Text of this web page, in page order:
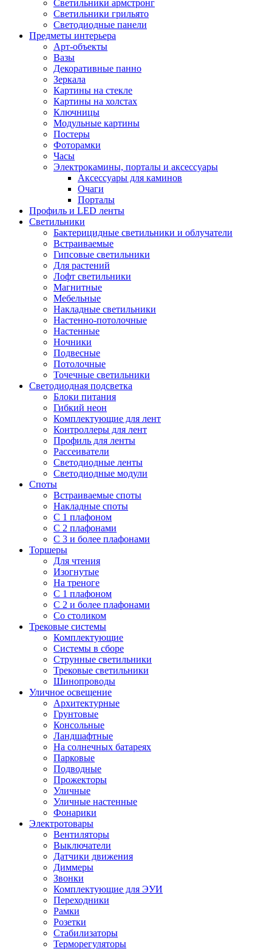
Светильники армстронг
Светильники грильято
Светодиодные панели
Предметы интерьера
Арт-объекты
Вазы
Декоративные панно
Зеркала
Картины на стекле
Картины на холстах
Ключницы
Модульные картины
Постеры
Фоторамки
Часы
Электрокамины, порталы и аксессуары
Аксессуары для каминов
Очаги
Порталы
Профиль и LED ленты
Светильники
Бактерицидные светильники и облучатели
Встраиваемые
Гипсовые светильники
Для растений
Лофт светильники
Магнитные
Мебельные
Накладные светильники
Настенно-потолочные
Настенные
Ночники
Подвесные
Потолочные
Точечные светильники
Светодиодная подсветка
Блоки питания
Гибкий неон
Комплектующие для лент
Контроллеры для лент
Профиль для ленты
Рассеиватели
Светодиодные ленты
Светодиодные модули
Споты
Встраиваемые споты
Накладные споты
С 1 плафоном
С 2 плафонами
С 3 и более плафонами
Торшеры
Для чтения
Изогнутые
На треноге
С 1 плафоном
С 2 и более плафонами
Со столиком
Трековые системы
Комплектующие
Системы в сборе
Струнные светильники
Трековые светильники
Шинопроводы
Уличное освещение
Архитектурные
Грунтовые
Консольные
Ландшафтные
На солнечных батареях
Парковые
Подводные
Прожекторы
Уличные
Уличные настенные
Фонарики
Электротовары
Вентиляторы
Выключатели
Датчики движения
Диммеры
Звонки
Комплектующие для ЭУИ
Переходники
Рамки
Розетки
Стабилизаторы
Терморегуляторы